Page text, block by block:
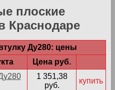
плоские
Краснодаре
Ду280: цены
Цена руб.
1 351,38
руб.
купить